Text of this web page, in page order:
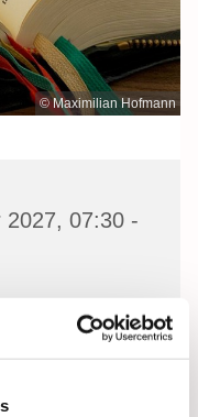
© Maximilian Hofmann
2027, 07:30 -
Stralsund,